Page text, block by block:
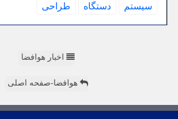
سیستم
دستگاه طراحی
اخبار هوافضا
هوافضا-صفحه اصلی